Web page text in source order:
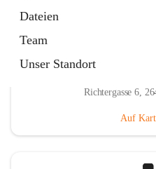
Dateien
Team
Unser Standort
Richtergasse 6,
Auf